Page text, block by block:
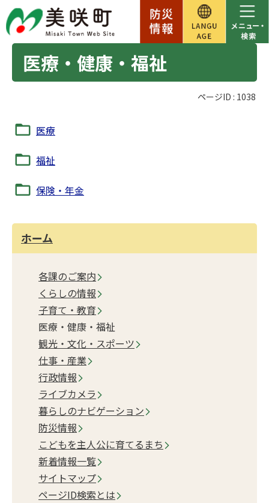
医療・健康・福祉
ページID : 1038
医療
福祉
保険・年金
ホーム
各課のご案内
くらしの情報
子育て・教育
医療・健康・福祉
観光・文化・スポーツ
仕事・産業
行政情報
ライブカメラ
暮らしのナビゲーション
防災情報
こどもを主人公に育てるまち
新着情報一覧
サイトマップ
ページID検索とは